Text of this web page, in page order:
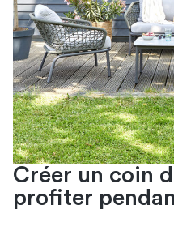
Créer un coin
profiter